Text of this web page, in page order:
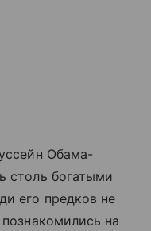
Обама-
столь богатыми
его предков не
на